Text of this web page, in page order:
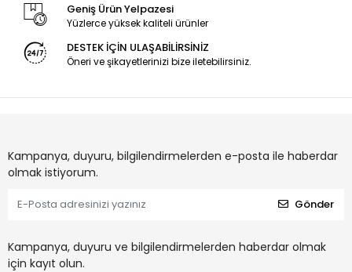
Geniş Ürün Yelpazesi
Yüzlerce yüksek kaliteli ürünler
DESTEK İÇİN ULAŞABİLİRSİNİZ
Öneri ve şikayetlerinizi bize iletebilirsiniz.
Kampanya, duyuru, bilgilendirmelerden e-posta ile haberdar
olmak istiyorum.
Gönder
Kampanya, duyuru ve bilgilendirmelerden haberdar olmak
için kayıt olun.